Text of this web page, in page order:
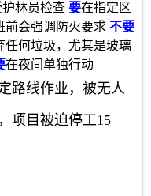
护林员检查要在指定区
前会强调防火要求不要
任何垃圾，尤其是玻璃
在夜间单独行动
路线作业，被无人
项目被迫停工15